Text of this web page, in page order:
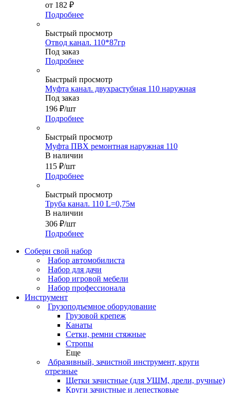
от 182 ₽
Подробнее
Быстрый просмотр
Отвод канал. 110*87гр
Под заказ
Подробнее
Быстрый просмотр
Муфта канал. двухрастубная 110 наружная
Под заказ
196 ₽/шт
Подробнее
Быстрый просмотр
Муфта ПВХ ремонтная наружная 110
В наличии
115 ₽/шт
Подробнее
Быстрый просмотр
Труба канал. 110 L=0,75м
В наличии
306 ₽/шт
Подробнее
Собери свой набор
Набор автомобилиста
Набор для дачи
Набор игровой мебели
Набор профессионала
Инструмент
Грузоподъемное оборудование
Грузовой крепеж
Канаты
Сетки, ремни стяжные
Стропы
Еще
Абразивный, зачистной инструмент, круги
отрезные
Щетки зачистные (для УШМ, дрели, ручные)
Круги зачистные и лепестковые